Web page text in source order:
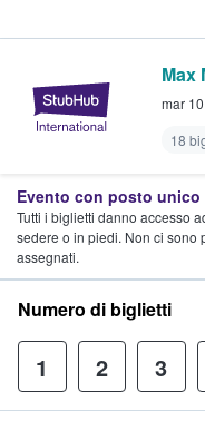
Max
mar
18
Evento con posto unico
Tutti i biglietti danno accesso
sedere o in piedi. Non ci sono
assegnati.
Numero di biglietti
1 2 3